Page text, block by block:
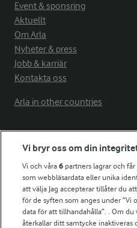
Event & sponsring
Aktuellt
Om Arla
Nyheter & press
Jobb & karriär
Kontakta oss
Arla in other countries
Fler Arlasajter
För ägare
Arlas kundportal
Arla.com
Falbygdens Ost
Vi bryr oss om din
Vi och våra6 partners lagrar och
som webbläsardata eller unika
att välja Jag accepterar tillåter du
för de syften som anges under ”Vi
data för att tillhandahålla”. . Om du
återkallar ditt samtycke inaktiveras